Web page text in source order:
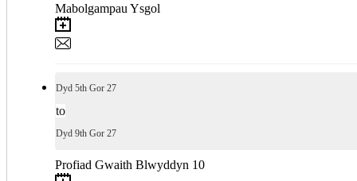
Mabolgampau Ysgol
Dyd 5th Gor 27
to
Dyd 9th Gor 27
Profiad Gwaith Blwyddyn 10